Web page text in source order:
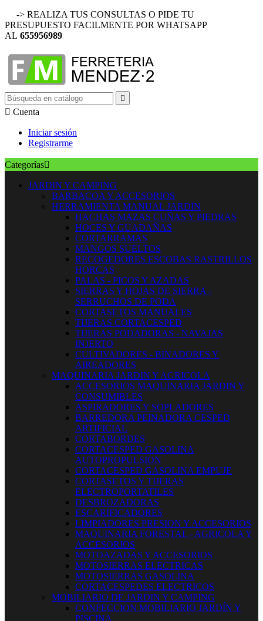
-> REALIZA TUS CONSULTAS O PIDE TU
PRESUPUESTO FACILMENTE POR WHATSAPP
AL 655956989

 Cuenta
Iniciar sesión
Registrarme
Categorías
JARDIN Y CAMPING
BARBACOA Y ACCESORIOS
HERRAMIENTA MANUAL JARDIN
HACHAS MAZAS CUÑAS Y PIEDRAS
HOCES Y GUADAÑAS
CORTARRAMAS
MANGOS SUELTOS
RECOGEDORES ESCOBAS RASTRILLOS
HORCAS
PALAS - PICOS Y AZADAS
SIERRAS Y HOJAS DE SIERRA -
SERRUCHOS DE PODA
CORTASETOS MANUALES
TIJERAS CORTACESPED
TIJERAS PODADORAS - NAVAJAS
INJERTO
CULTIVADORES - BINADORES Y
AIREADORES
MAQUINARIA JARDIN Y AGRICOLA
ACCESORIOS MAQUINARIA JARDIN Y
CONSUMIBLES
ASPIRADORES Y SOPLADORES
BARREDORA PEINADORA CESPED
ARTIFICIAL
CORTABORDES
CORTACESPED GASOLINA
AUTOPROPULSION
CORTACESPED GASOLINA EMPUJE
CORTASETOS Y TIJERAS
ELECTROPORTATILES
DESBROZADORAS
ESCARIFICADORES
LIMPIADORES PRESION Y ACCESORIOS
MAQUINARIA FORESTAL - AGRICOLA Y
ACCESORIOS
MOTOAZADAS Y ACCESORIOS
MOTOSIERRAS ELECTRICAS
MOTOSIERRAS GASOLINA
CORTACESPEDES ELECTRICOS
MOBILIARIO DE JARDIN Y CAMPING
CONFECCION MOBILIARIO JARDÍN Y
PISCINA